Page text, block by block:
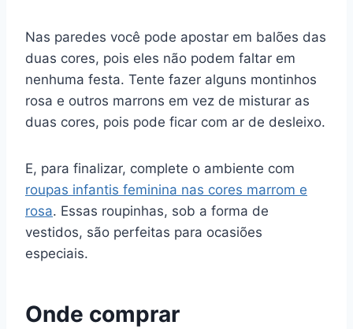
Nas paredes você pode apostar em balões das
duas cores, pois eles não podem faltar em
nenhuma festa. Tente fazer alguns montinhos
rosa e outros marrons em vez de misturar as
duas cores, pois pode ficar com ar de desleixo.
E, para finalizar, complete o ambiente com
roupas infantis feminina nas cores marrom e
rosa. Essas roupinhas, sob a forma de
vestidos, são perfeitas para ocasiões
especiais.
Onde comprar